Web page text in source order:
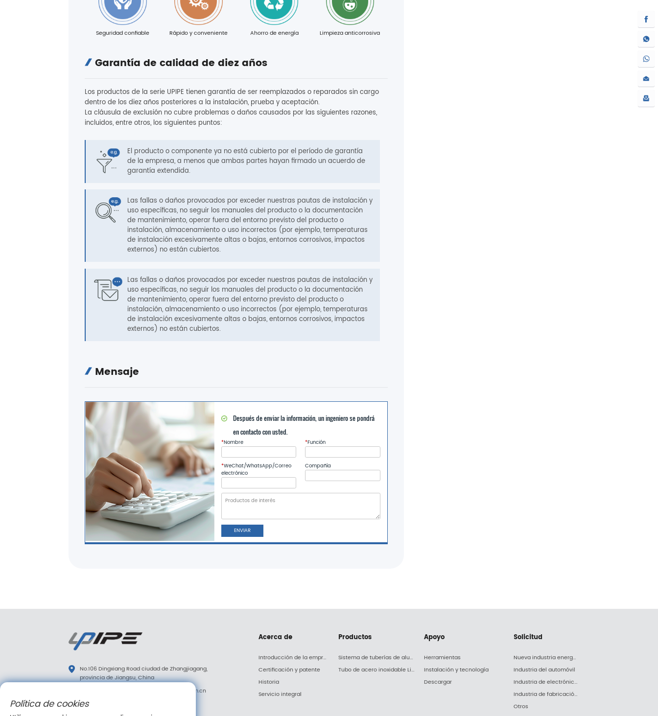
Seguridad confiable Rápido y conveniente Ahorro de energía Limpieza anticorrosiva
Garantía de calidad de diez años
Los productos de la serie UPIPE tienen garantía de ser reemplazados o reparados sin cargo
dentro de los diez años posteriores a la instalación, prueba y aceptación.
La cláusula de exclusión no cubre problemas o daños causados ​​por las siguientes razones,
incluidos, entre otros, los siguientes puntos:
El producto o componente ya no está cubierto por el período de garantía
de la empresa, a menos que ambas partes hayan firmado un acuerdo de
garantía extendida.
Las fallas o daños provocados por exceder nuestras pautas de instalación y
uso específicas, no seguir los manuales del producto o la documentación
de mantenimiento, operar fuera del entorno previsto del producto o
instalación, almacenamiento o uso incorrectos (por ejemplo, temperaturas
de instalación excesivamente altas o bajas, entornos corrosivos, impactos
externos) no están cubiertos.
Las fallas o daños provocados por exceder nuestras pautas de instalación y
uso específicas, no seguir los manuales del producto o la documentación
de mantenimiento, operar fuera del entorno previsto del producto o
instalación, almacenamiento o uso incorrectos (por ejemplo, temperaturas
de instalación excesivamente altas o bajas, entornos corrosivos, impactos
externos) no están cubiertos.
Mensaje
Después de enviar la información, un ingeniero se pondrá
en contacto con usted.
*Nombre *Función
*WeChat/WhatsApp/Correo
electrónico
Compañía
ENVIAR
No.106 Dingxiang Road ciudad de Zhangjiagang,
provincia de Jiangsu, China
info@upipe.com.cn
+86 13773239813
Acerca de
Introducción de la empresa
Certificación y patente
Historia
Servicio integral
Productos
Sistema de tuberías de aluminio Upipe
Tubo de acero inoxidable Liq-pipe
Apoyo
Herramientas
Instalación y tecnología
Descargar
Solicitud
Nueva industria energética
Industria del automóvil
Industria de electrónica y electrodomésticos
Industria de fabricación de maquinaria
Otros
Política de cookies